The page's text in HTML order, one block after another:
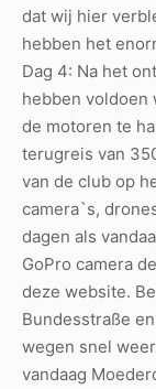
dat wij hier
hebben het
Dag 4: Na het
hebben voldoen
de motoren te
terugreis van
van de club op
camera`s,
dagen als
GoPro camera
deze website.
Bundesstraße
wegen snel
vandaag